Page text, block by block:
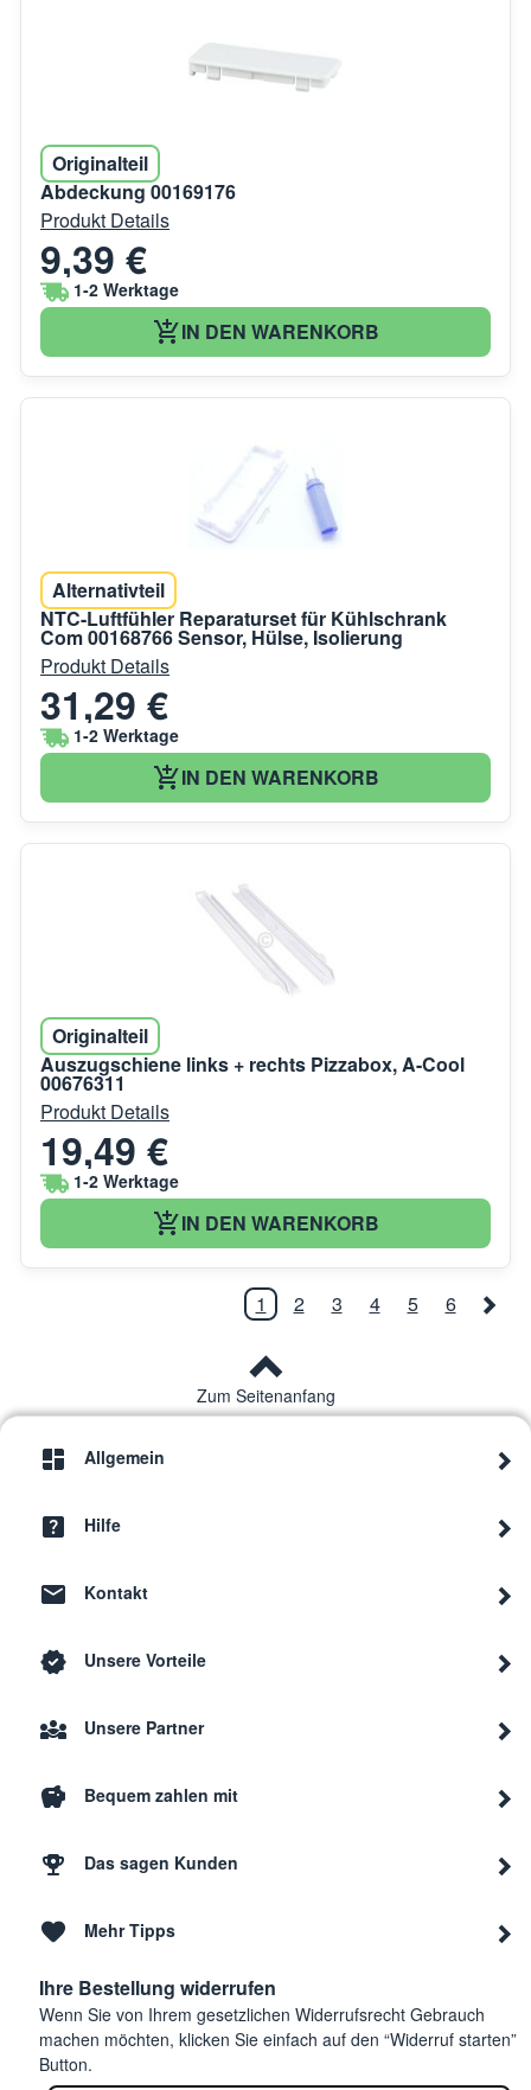
Originalteil
Abdeckung 00169176
Produkt Details
9,39 €
1-2 Werktage
IN DEN WARENKORB
Alternativteil
NTC-Luftfühler Reparaturset für Kühlschrank
Com 00168766 Sensor, Hülse, Isolierung
Produkt Details
31,29 €
1-2 Werktage
IN DEN WARENKORB
Originalteil
Auszugschiene links + rechts Pizzabox, A-Cool
00676311
Produkt Details
19,49 €
1-2 Werktage
IN DEN WARENKORB
1 2 3 4 5 6
Zum Seitenanfang
Allgemein
Hilfe
Kontakt
Unsere Vorteile
Unsere Partner
Bequem zahlen mit
Das sagen Kunden
Mehr Tipps
Ihre Bestellung widerrufen
Wenn Sie von Ihrem gesetzlichen Widerrufsrecht Gebrauch
machen möchten, klicken Sie einfach auf den “Widerruf starten”
Button.